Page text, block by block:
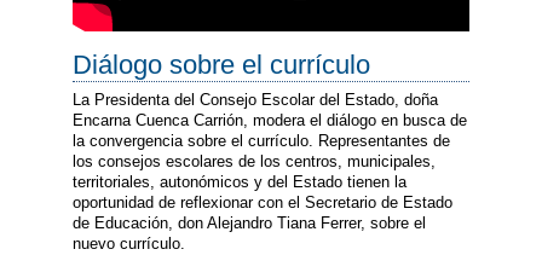
Diálogo sobre el currículo
La Presidenta del Consejo Escolar del Estado, doña
Encarna Cuenca Carrión, modera el diálogo en busca de
la convergencia sobre el currículo. Representantes de
los consejos escolares de los centros, municipales,
territoriales, autonómicos y del Estado tienen la
oportunidad de reflexionar con el Secretario de Estado
de Educación, don Alejandro Tiana Ferrer, sobre el
nuevo currículo.